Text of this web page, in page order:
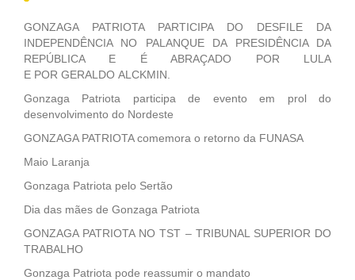
GONZAGA PATRIOTA PARTICIPA DO DESFILE DA
INDEPENDÊNCIA NO PALANQUE DA PRESIDÊNCIA DA
REPÚBLICA E É ABRAÇADO POR LULA
E POR GERALDO ALCKMIN.
Gonzaga Patriota participa de evento em prol do
desenvolvimento do Nordeste
GONZAGA PATRIOTA comemora o retorno da FUNASA
Maio Laranja
Gonzaga Patriota pelo Sertão
Dia das mães de Gonzaga Patriota
GONZAGA PATRIOTA NO TST – TRIBUNAL SUPERIOR DO
TRABALHO
Gonzaga Patriota pode reassumir o mandato